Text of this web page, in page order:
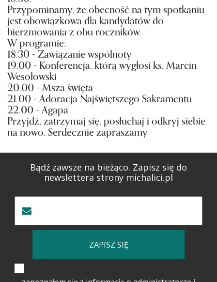
Przypominamy, że obecność na tym spotkaniu
jest obowiązkowa dla kandydatów do
bierzmowania z obu roczników.
W programie:
18.30 - Zawiązanie wspólnoty
19.00 - Konferencja, którą wygłosi ks. Marcin
Wesołowski
20.00 - Msza święta
21.00 - Adoracja Najświętszego Sakramentu
22.00 - Agapa
Przyjdź, zatrzymaj się, posłuchaj i odkryj siebie
na nowo. Serdecznie zapraszamy
Bądź zawsze na bieżąco. Zapisz się do
newslettera strony michalici.pl
ZAPISZ SIĘ